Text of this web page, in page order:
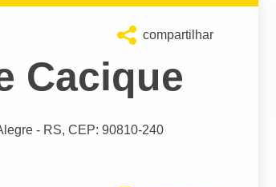
compartilhar
Cacique
- RS, CEP: 90810-240